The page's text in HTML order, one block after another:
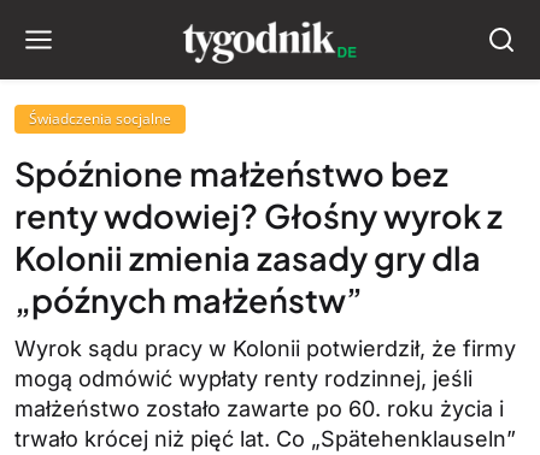
Świadczenia socjalne
Spóźnione małżeństwo bez
renty wdowiej? Głośny wyrok z
Kolonii zmienia zasady gry dla
„późnych małżeństw”
Wyrok sądu pracy w Kolonii potwierdził, że firmy
mogą odmówić wypłaty renty rodzinnej, jeśli
małżeństwo zostało zawarte po 60. roku życia i
trwało krócej niż pięć lat. Co „Spätehenklauseln”